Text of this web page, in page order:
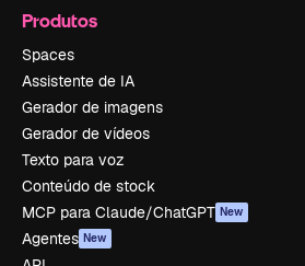
Produtos
Spaces
Assistente de IA
Gerador de imagens
Gerador de vídeos
Texto para voz
Conteúdo de stock
MCP para Claude/ChatGPT New
Agentes New